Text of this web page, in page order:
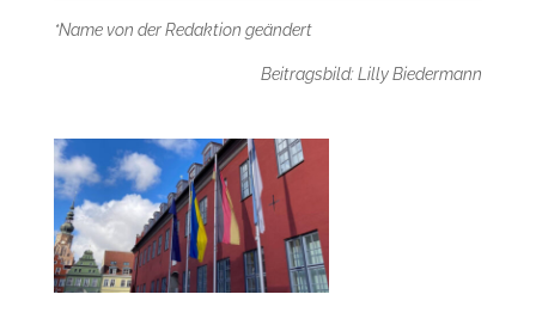
*Name von der Redaktion geändert
Beitragsbild: Lilly Biedermann